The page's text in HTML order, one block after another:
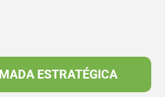
ESTRATÉGICA